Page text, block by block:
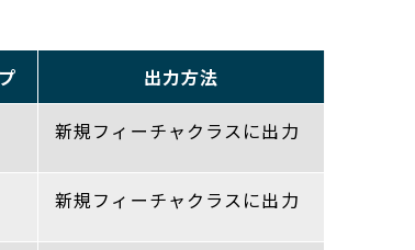
出力方法
新規フィーチャクラスに出力
新規フィーチャクラスに出力